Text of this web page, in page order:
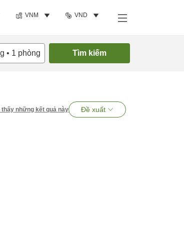
VNM VND
• 1 phòng Tìm kiếm
thấy những kết quả này Đề xuất